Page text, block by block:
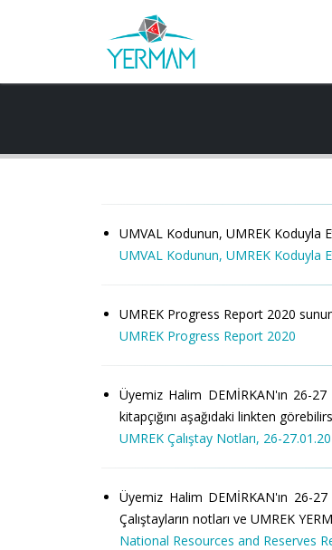
UMVAL Kodunun, UMREK Koduyla
UMVAL Kodunun, UMREK Koduyla
UMREK Progress Report 2020
UMREK Progress Report 2020
Üyemiz Halim DEMİRKAN'ın 26-
kitapçığını aşağıdaki linkten
UMREK Çalıştay Notları, 26-
Üyemiz Halim DEMİRKAN'ın 26-
Çalıştayların notları ve UMREK
National Resources and Reserves